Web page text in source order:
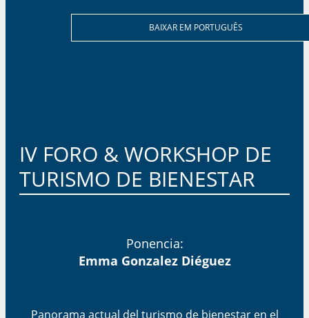
BAIXAR EM PORTUGUÊS
IV FORO & WORKSHOP DE
TURISMO DE BIENESTAR​
Ponencia:
Emma Gonzalez Diéguez
Panorama actual del turismo de bienestar en el